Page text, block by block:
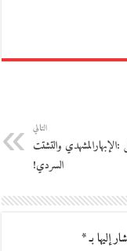
التالي
:الإبهارالمشهدي والتشتت
السردي!
إليها بـ*